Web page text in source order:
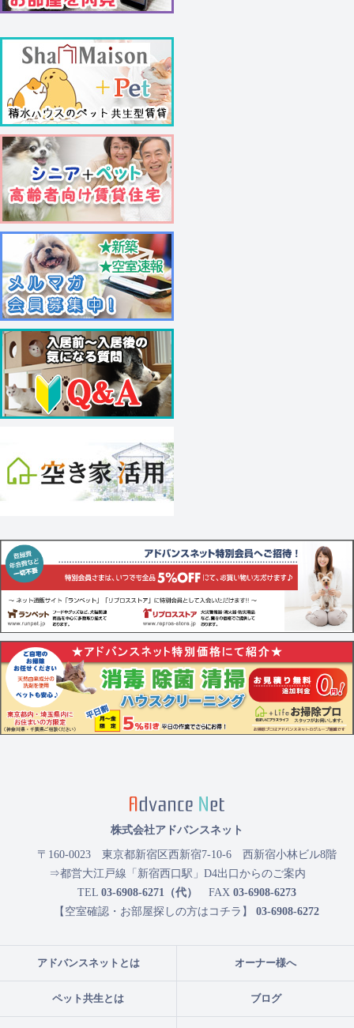
アドバンスネットとは オーナー様へ
ペット共生とは ブログ
株式会社アドバンスネット
〒160-0023 東京都新宿区西新宿7-10-6 西新宿小林ビル8階
⇒都営大江戸線「新宿西口駅」D4出口からのご案内
TEL 03-6908-6271（代） FAX 03-6908-6273
【空室確認・お部屋探しの方はコチラ】 03-6908-6272